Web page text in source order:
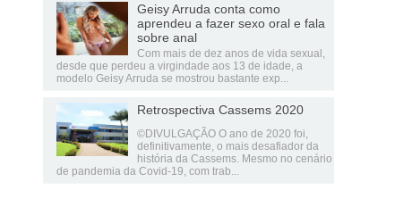
Geisy Arruda conta como
aprendeu a fazer sexo oral e fala
sobre anal
Com mais de dez anos de vida sexual,
desde que perdeu a virgindade aos 13 de idade, a
modelo Geisy Arruda se mostrou bastante exp...
Retrospectiva Cassems 2020
©DIVULGAÇÃO O ano de 2020 foi,
definitivamente, o mais desafiador da
história da Cassems. Mesmo no cenário
de pandemia da Covid-19, com trab...